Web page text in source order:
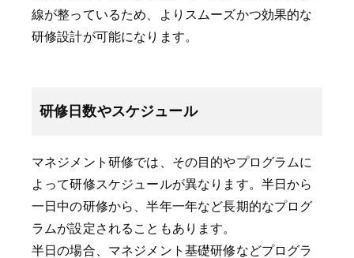
線が整っているため、よりスムーズかつ効果的な
研修設計が可能になります。
研修日数やスケジュール
マネジメント研修では、その目的やプログラムに
よって研修スケジュールが異なります。半日から
一日中の研修から、半年一年など長期的なプログ
ラムが設定されることもあります。
半日の場合、マネジメント基礎研修などプログラ